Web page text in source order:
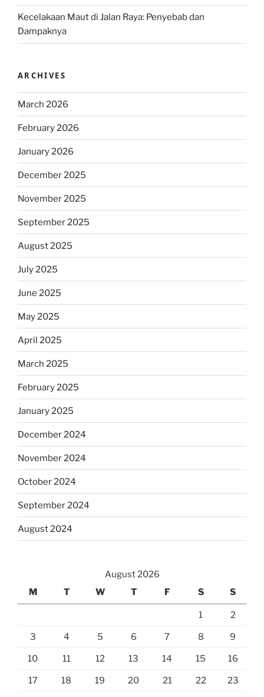
Kecelakaan Maut di Jalan Raya: Penyebab dan
Dampaknya
ARCHIVES
March 2026
February 2026
January 2026
December 2025
November 2025
September 2025
August 2025
July 2025
June 2025
May 2025
April 2025
March 2025
February 2025
January 2025
December 2024
November 2024
October 2024
September 2024
August 2024
August 2026
M
T W T F S S
1 2
3 4 5 6 7 8 9
10 11 12 13 14 15 16
17 18 19 20 21 22 23